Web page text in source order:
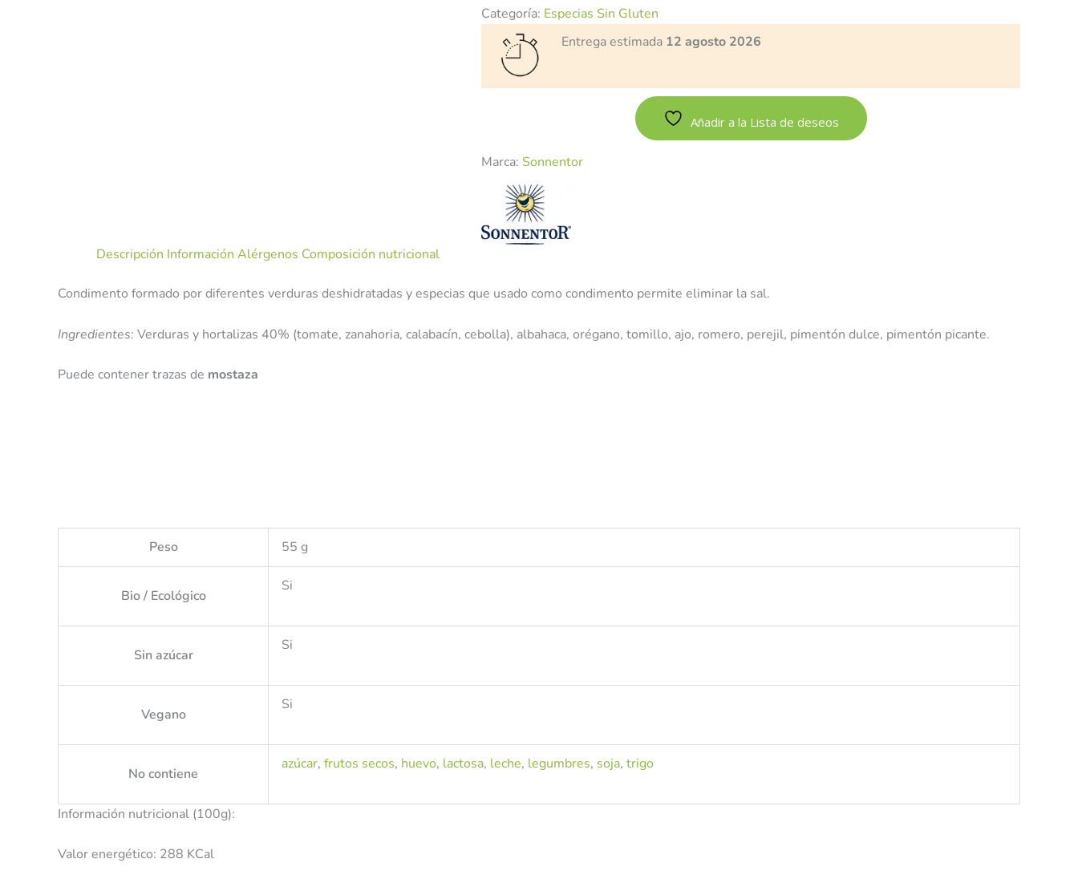
Categoría: Especias Sin Gluten
Entrega estimada 12 agosto 2026
Añadir a la Lista de deseos
Marca: Sonnentor
Descripción Información Alérgenos Composición nutricional
Condimento formado por diferentes verduras deshidratadas y especias que usado como condimento permite eliminar la sal.
Ingredientes: Verduras y hortalizas 40% (tomate, zanahoria, calabacín, cebolla), albahaca, orégano, tomillo, ajo, romero, perejil, pimentón dulce, pimentón picante.
Puede contener trazas de mostaza
Peso 55 g
Bio / Ecológico
Si
Sin azúcar
Si
Vegano
Si
No contiene
azúcar, frutos secos, huevo, lactosa, leche, legumbres, soja, trigo
Información nutricional (100g):
Valor energético: 288 KCal